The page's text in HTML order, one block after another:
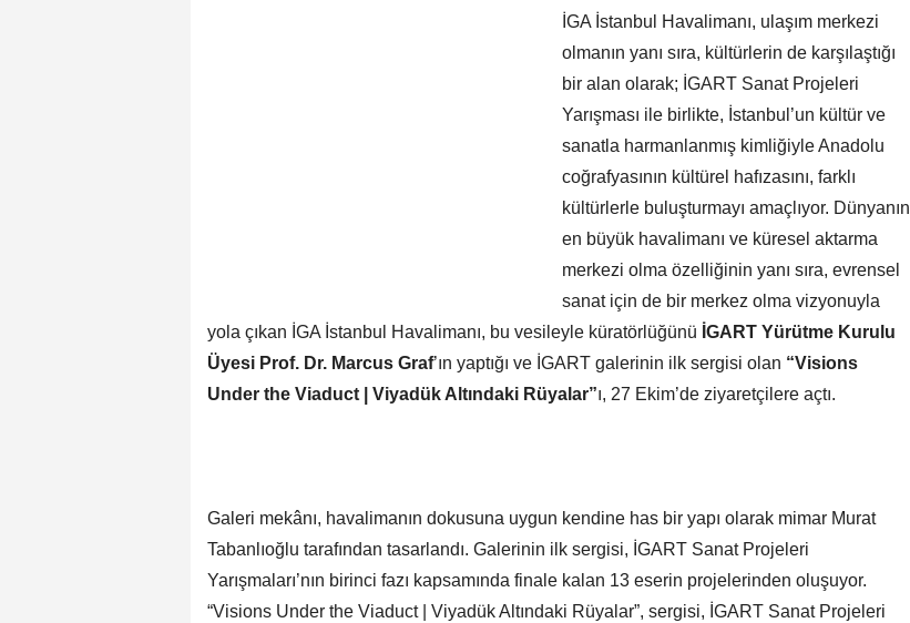
İGA İstanbul Havalimanı, ulaşım merkezi
olmanın yanı sıra, kültürlerin de karşılaştığı
bir alan olarak; İGART Sanat Projeleri
Yarışması ile birlikte, İstanbul’un kültür ve
sanatla harmanlanmış kimliğiyle Anadolu
coğrafyasının kültürel hafızasını, farklı
kültürlerle buluşturmayı amaçlıyor. Dünyanın
en büyük havalimanı ve küresel aktarma
merkezi olma özelliğinin yanı sıra, evrensel
sanat için de bir merkez olma vizyonuyla
yola çıkan İGA İstanbul Havalimanı, bu vesileyle küratörlüğünü İGART Yürütme Kurulu
Üyesi Prof. Dr. Marcus Graf’ın yaptığı ve İGART galerinin ilk sergisi olan “Visions
Under the Viaduct | Viyadük Altındaki Rüyalar”ı, 27 Ekim’de ziyaretçilere açtı.
Galeri mekânı, havalimanın dokusuna uygun kendine has bir yapı olarak mimar Murat
Tabanlıoğlu tarafından tasarlandı. Galerinin ilk sergisi, İGART Sanat Projeleri
Yarışmaları’nın birinci fazı kapsamında finale kalan 13 eserin projelerinden oluşuyor.
“Visions Under the Viaduct | Viyadük Altındaki Rüyalar”, sergisi, İGART Sanat Projeleri